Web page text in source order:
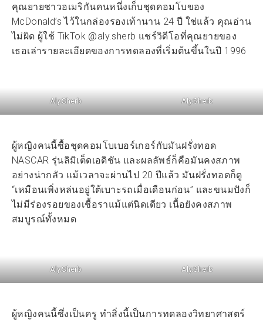
คุณยายชาวอเมริกันคนหนึ่งเก็บชุดคอมโบของ
McDonald’s ไว้ในกล่องรองเท้านาน 24 ปี ใช่แล้ว คุณอ่าน
ไม่ผิด ผู้ใช้ TikTok @aly.sherb แชร์วิดีโอที่คุณยายของ
เธอเล่ารายละเอียดของการทดลองที่เริ่มต้นขึ้นในปี 1996
Aly.Sherb Aly.Sherb
ผู้หญิงคนนี้ซื้อชุดคอมโบเบอร์เกอร์กับมันฝรั่งทอด
NASCAR รุ่นลิมิเต็ดเอดิชัน และผลลัพธ์ก็คือมันคงสภาพ
อย่างน่ากลัว แม้เวลาจะผ่านไป 20 ปีแล้ว มันฝรั่งทอดก็ดู
“เหมือนเพิ่งหล่นอยู่ใต้เบาะรถเมื่อเดือนก่อน” และขนมปังก็
ไม่มีร่องรอยของเชื้อราแม้แต่นิดเดียว เนื้อยังคงสภาพ
สมบูรณ์ทั้งหมด
Aly.Sherb Aly.Sherb
ผู้หญิงคนนี้ซึ่งเป็นครู ทำสิ่งนี้เป็นการทดลองวิทยาศาสตร์